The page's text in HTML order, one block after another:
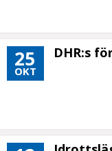
25
OKT
DHR:s